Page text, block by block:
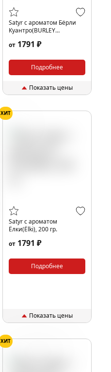
Satyr с ароматом Бёрли
Куантро(BURLEY
КУАНТРО), 200 гр.
от 1791 ₽
Подробнее
Показать цены
ХИТ
Satyr с ароматом
Ёлки(Ёlki), 200 гр.
от 1791 ₽
Подробнее
Показать цены
ХИТ